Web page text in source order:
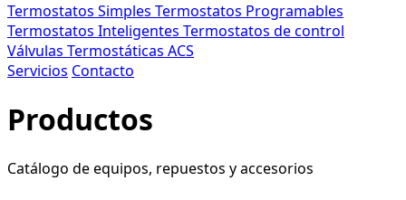
Termostatos Simples Termostatos Programables
Termostatos Inteligentes Termostatos de control
Válvulas Termostáticas ACS
Servicios Contacto
Productos
Catálogo de equipos, repuestos y accesorios